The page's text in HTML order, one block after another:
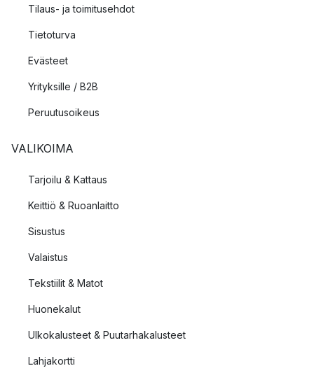
Tilaus- ja toimitusehdot
Tietoturva
Evästeet
Yrityksille / B2B
Peruutusoikeus
VALIKOIMA
Tarjoilu & Kattaus
Keittiö & Ruoanlaitto
Sisustus
Valaistus
Tekstiilit & Matot
Huonekalut
Ulkokalusteet & Puutarhakalusteet
Lahjakortti